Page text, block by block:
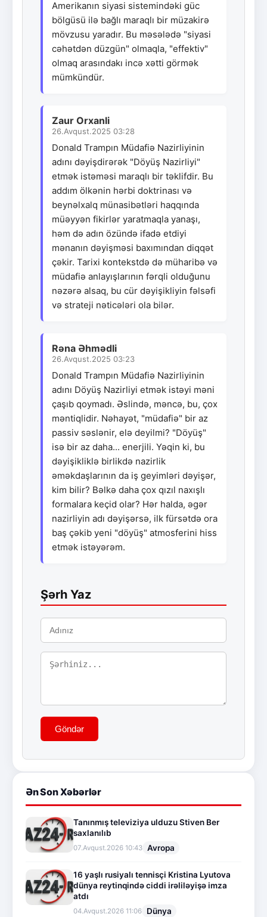
Amerikanın siyasi sistemindəki güc
bölgüsü ilə bağlı maraqlı bir müzakirə
mövzusu yaradır. Bu məsələdə "siyasi
cəhətdən düzgün" olmaqla, "effektiv"
olmaq arasındakı incə xətti görmək
mümkündür.
Zaur Orxanli
26.Avqust.2025 03:28
Donald Trampın Müdafiə Nazirliyinin
adını dəyişdirərək "Döyüş Nazirliyi"
etmək istəməsi maraqlı bir təklifdir. Bu
addım ölkənin hərbi doktrinası və
beynəlxalq münasibətləri haqqında
müəyyən fikirlər yaratmaqla yanaşı,
həm də adın özündə ifadə etdiyi
mənanın dəyişməsi baxımından diqqət
çəkir. Tarixi kontekstdə də müharibə və
müdafiə anlayışlarının fərqli olduğunu
nəzərə alsaq, bu cür dəyişikliyin fəlsəfi
və strateji nəticələri ola bilər.
Rəna Əhmədli
26.Avqust.2025 03:23
Donald Trampın Müdafiə Nazirliyinin
adını Döyüş Nazirliyi etmək istəyi məni
çaşıb qoymadı. Əslində, məncə, bu, çox
məntiqlidir. Nəhayət, "müdafiə" bir az
passiv səslənir, elə deyilmi? "Döyüş"
isə bir az daha... enerjili. Yəqin ki, bu
dəyişikliklə birlikdə nazirlik
əməkdaşlarının da iş geyimləri dəyişər,
kim bilir? Bəlkə daha çox qızıl naxışlı
formalara keçid olar? Hər halda, əgər
nazirliyin adı dəyişərsə, ilk fürsətdə ora
baş çəkib yeni "döyüş" atmosferini hiss
etmək istəyərəm.
Şərh Yaz
Göndər
Ən Son Xəbərlər
Tanınmış televiziya ulduzu Stiven Ber
saxlanılıb
07.Avqust.2026 10:43 Avropa
16 yaşlı rusiyalı tennisçi Kristina Lyutova
dünya reytinqində ciddi irəliləyişə imza
atdı
04.Avqust.2026 11:06 Dünya